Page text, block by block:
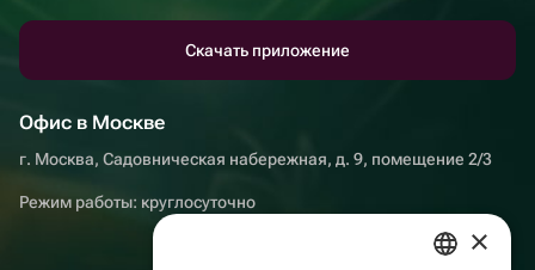
Скачать приложение
Офис в Москве
г. Москва, Садовническая набережная, д. 9, помещение 2/3
Режим работы: круглосуточно
×